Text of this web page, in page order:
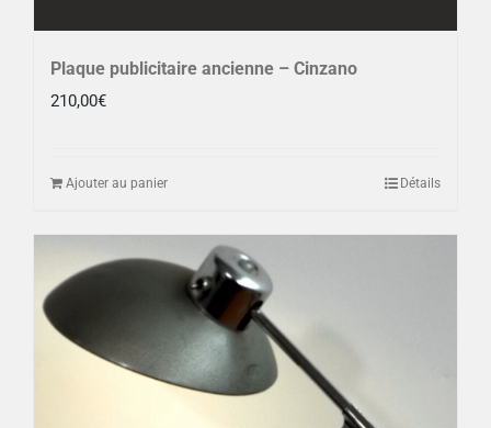
Plaque publicitaire ancienne – Cinzano
210,00€
Ajouter au panier Détails